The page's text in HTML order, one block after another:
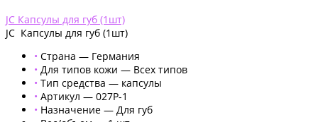
JС Капсулы для губ (1шт)
JС Капсулы для губ (1шт)
• Страна — Германия
• Для типов кожи — Всех типов
• Тип средства — капсулы
• Артикул — 027Р-1
• Назначение — Для губ